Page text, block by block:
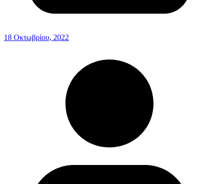
18 Οκτωβρίου, 2022